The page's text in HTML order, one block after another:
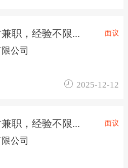
职，经验不限... 面议
公司
 2025-12-12
职，经验不限... 面议
公司